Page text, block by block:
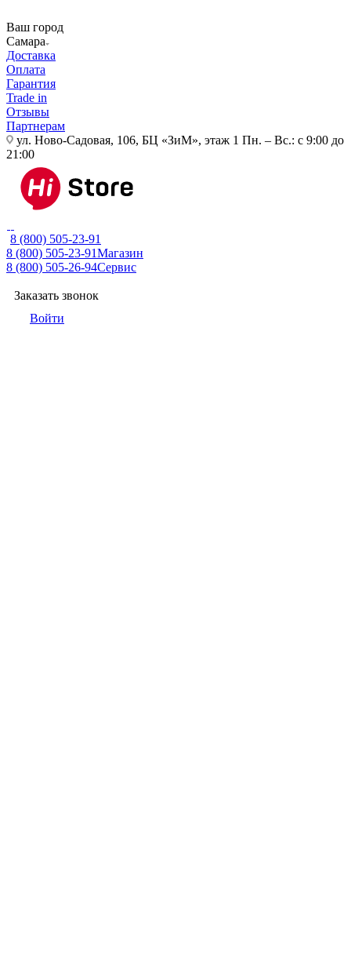
Ваш город
Самара
Доставка
Оплата
Гарантия
Trade in
Отзывы
Партнерам
ул. Ново-Садовая, 106, БЦ «ЗиМ», этаж 1 Пн. – Вс.: с 9:00 до
21:00
8 (800) 505-23-91
8 (800) 505-23-91Магазин
8 (800) 505-26-94Сервис
Заказать звонок
Войти